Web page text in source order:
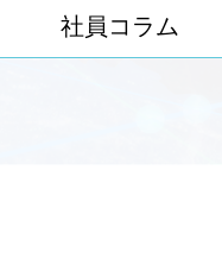
社員コラム